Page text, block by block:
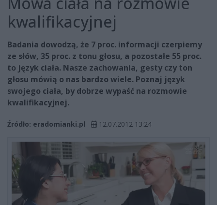
kwalifikacyjnej
Badania dowodzą, że 7 proc. informacji czerpiemy
ze słów, 35 proc. z tonu głosu, a pozostałe 55 proc.
to język ciała. Nasze zachowania, gesty czy ton
głosu mówią o nas bardzo wiele. Poznaj język
swojego ciała, by dobrze wypaść na rozmowie
kwalifikacyjnej.
Źródło: eradomianki.pl 12.07.2012 13:24